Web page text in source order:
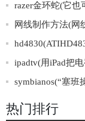
热门排行